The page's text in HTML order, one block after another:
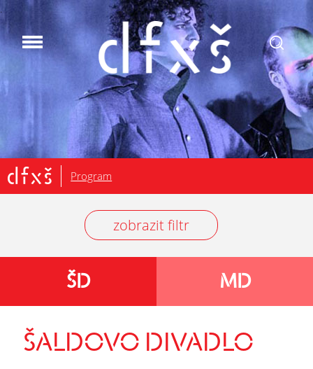
.
Program
zobrazit filtr
ŠD MD
ŠALDOVO DIVADLO